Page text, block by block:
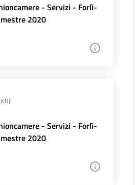
- Servizi - Forlì-
2020
- Servizi - Forlì-
2020